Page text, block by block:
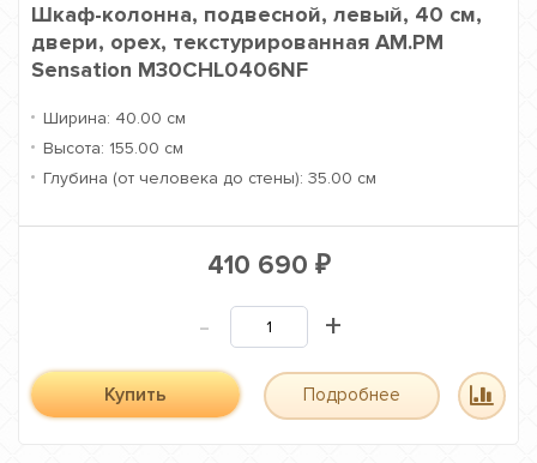
Шкаф-колонна, подвесной, левый, 40 см,
двери, орех, текстурированная AM.PM
Sensation M30CHL0406NF
Ширина: 40.00 см
Высота: 155.00 см
Глубина (от человека до стены): 35.00 см
410 690 ₽
- +
Купить Подробнее